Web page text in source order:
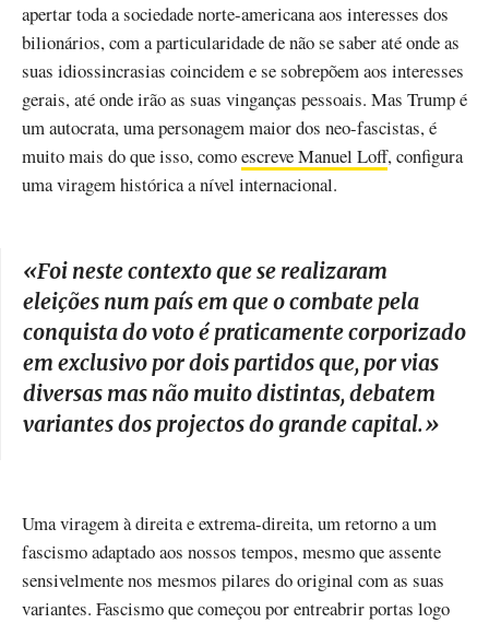
apertar toda a sociedade norte-americana aos interesses dos
bilionários, com a particularidade de não se saber até onde as
suas idiossincrasias coincidem e se sobrepõem aos interesses
gerais, até onde irão as suas vinganças pessoais. Mas Trump é
um autocrata, uma personagem maior dos neo-fascistas, é
muito mais do que isso, comoescreve Manuel Loff, configura
uma viragem histórica a nível internacional.
«Foi neste contexto que se realizaram
eleições num país em que o combate pela
conquista do voto é praticamente corporizado
em exclusivo por dois partidos que, por vias
diversas mas não muito distintas, debatem
variantes dos projectos do grande capital.»
Uma viragem à direita e extrema-direita, um retorno a um
fascismo adaptado aos nossos tempos, mesmo que assente
sensivelmente nos mesmos pilares do original com as suas
variantes. Fascismo que começou por entreabrir portas logo